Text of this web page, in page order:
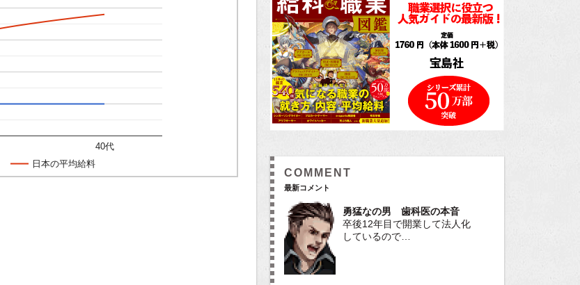
日本の平均給料
40代
COMMENT
最新コメント
勇猛なの男 歯科医の本音
卒後12年目で開業して法人化
しているので…